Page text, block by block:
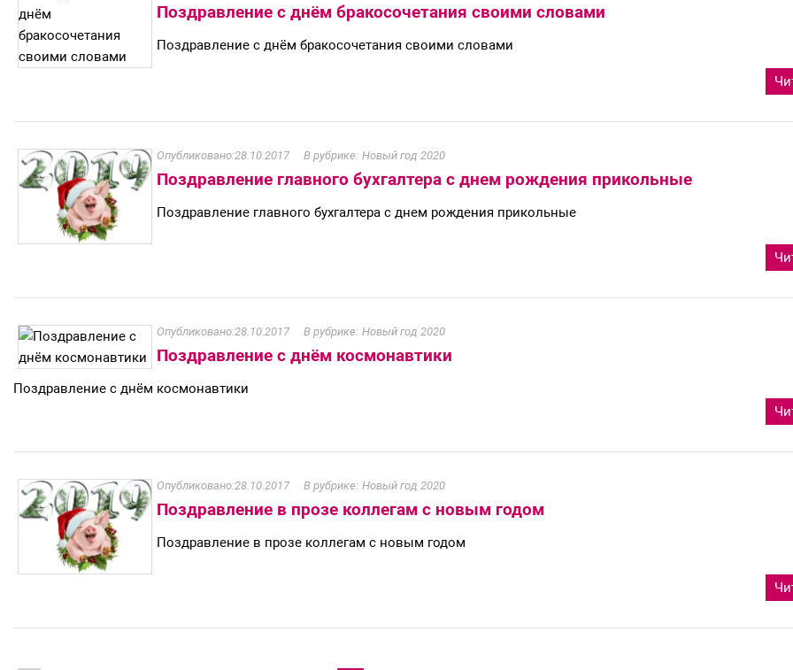
Поздравление с днём бракосочетания своими словами
Поздравление с днём бракосочетания своими словами
28.10.2017 Новый год 2020
Поздравление главного бухгалтера с днем рождения прикольные
Поздравление главного бухгалтера с днем рождения прикольные
28.10.2017 Новый год 2020
Поздравление с днём космонавтики
Поздравление с днём космонавтики
28.10.2017 Новый год 2020
Поздравление в прозе коллегам с новым годом
Поздравление в прозе коллегам с новым годом